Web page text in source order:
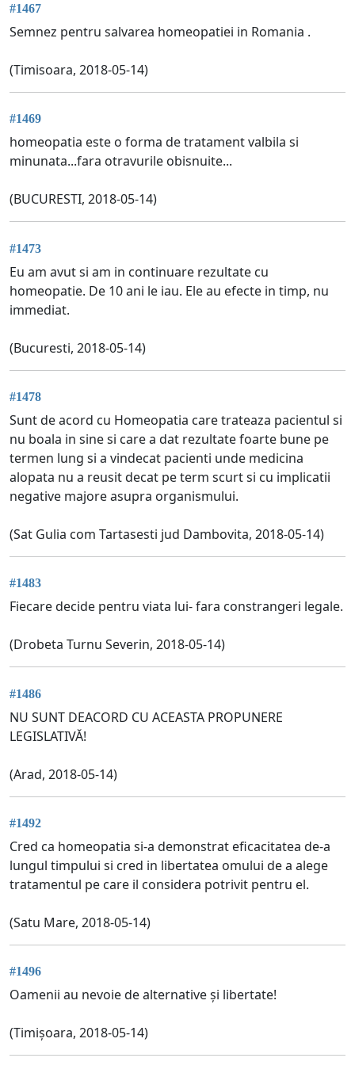
#1467
Semnez pentru salvarea homeopatiei in Romania .
(Timisoara, 2018-05-14)
#1469
homeopatia este o forma de tratament valbila si
minunata...fara otravurile obisnuite...
(BUCURESTI, 2018-05-14)
#1473
Eu am avut si am in continuare rezultate cu
homeopatie. De 10 ani le iau. Ele au efecte in timp, nu
immediat.
(Bucuresti, 2018-05-14)
#1478
Sunt de acord cu Homeopatia care trateaza pacientul si
nu boala in sine si care a dat rezultate foarte bune pe
termen lung si a vindecat pacienti unde medicina
alopata nu a reusit decat pe term scurt si cu implicatii
negative majore asupra organismului.
(Sat Gulia com Tartasesti jud Dambovita, 2018-05-14)
#1483
Fiecare decide pentru viata lui- fara constrangeri legale.
(Drobeta Turnu Severin, 2018-05-14)
#1486
NU SUNT DEACORD CU ACEASTA PROPUNERE
LEGISLATIVĂ!
(Arad, 2018-05-14)
#1492
Cred ca homeopatia si-a demonstrat eficacitatea de-a
lungul timpului si cred in libertatea omului de a alege
tratamentul pe care il considera potrivit pentru el.
(Satu Mare, 2018-05-14)
#1496
Oamenii au nevoie de alternative și libertate!
(Timișoara, 2018-05-14)